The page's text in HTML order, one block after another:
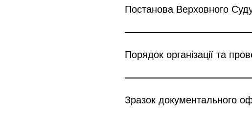
Постанова Верховного
Порядок організації та
Зразок документального